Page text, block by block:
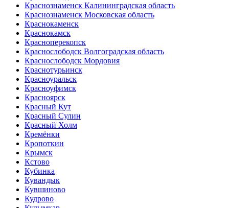
Краснознаменск Калининградская область
Краснознаменск Московская область
Краснокаменск
Краснокамск
Красноперекопск
Краснослободск Волгоградская область
Краснослободск Мордовия
Краснотурьинск
Красноуральск
Красноуфимск
Красноярск
Красный Кут
Красный Сулин
Красный Холм
Кремёнки
Кропоткин
Крымск
Кстово
Кубинка
Кувандык
Кувшиново
Кудрово